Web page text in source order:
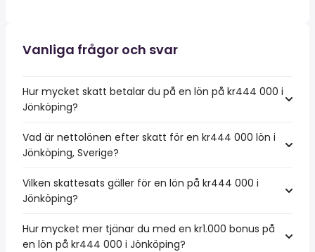
Vanliga frågor och svar
Hur mycket skatt betalar du på en lön på kr444 000 i
Jönköping?
Vad är nettolönen efter skatt för en kr444 000 lön i
Jönköping, Sverige?
Vilken skattesats gäller för en lön på kr444 000 i
Jönköping?
Hur mycket mer tjänar du med en kr1.000 bonus på
en lön på kr444 000 i Jönköping?